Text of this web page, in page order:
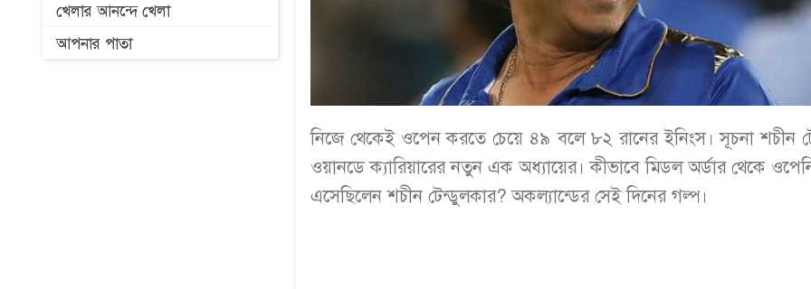
খেলার আনন্দে খেলা
আপনার পাতা
নিজে থেকেই ওপেন করতে চেয়ে ৪৯ বলে ৮২ রানের ইনিংস। সূচনা শচীন
ওয়ানডে ক্যারিয়ারের নতুন এক অধ্যায়ের। কীভাবে মিডল অর্ডার থেকে
এসেছিলেন শচীন টেন্ডুলকার? অকল্যান্ডের সেই দিনের গল্প।